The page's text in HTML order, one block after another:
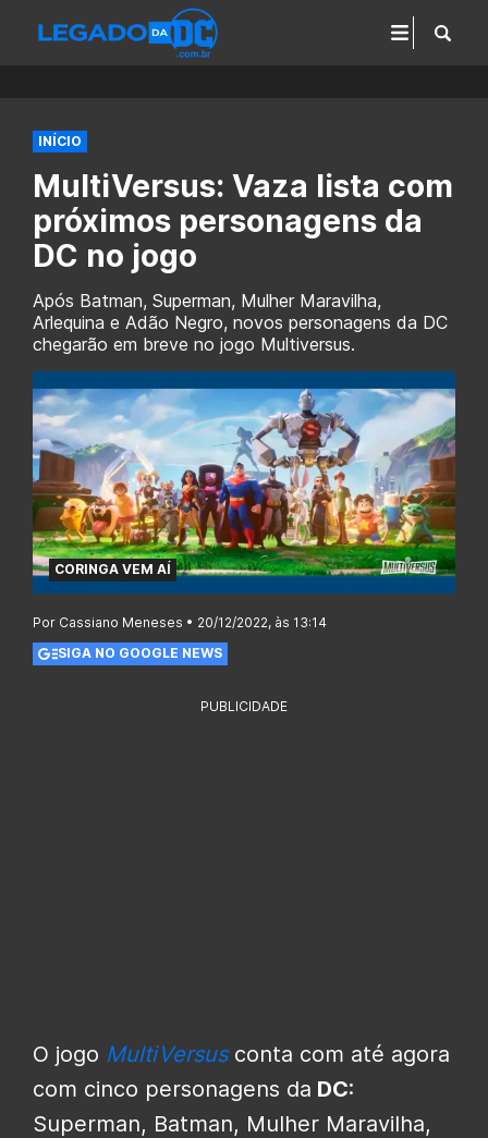
INÍCIO
MultiVersus: Vaza lista com
próximos personagens da
DC no jogo
Após Batman, Superman, Mulher Maravilha,
Arlequina e Adão Negro, novos personagens da DC
chegarão em breve no jogo Multiversus.
CORINGA VEM AÍ
Por Cassiano Meneses • 20/12/2022, às 13:14
SIGA NO GOOGLE NEWS
PUBLICIDADE
O jogo MultiVersusconta com até agora
com cinco personagens da DC:
Superman, Batman, Mulher Maravilha,